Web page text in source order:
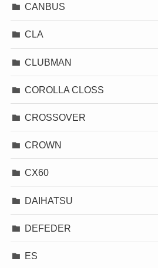
CANBUS
CLA
CLUBMAN
COROLLA CLOSS
CROSSOVER
CROWN
CX60
DAIHATSU
DEFEDER
ES